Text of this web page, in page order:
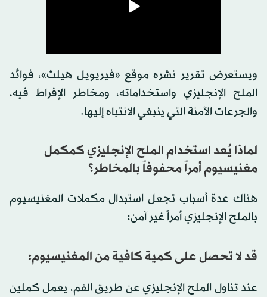
ويستعرض تقرير نشره موقع «فيريويل هيلث»، فوائد
الملح الإنجليزي واستخداماته، ومخاطر الإفراط فيه،
والجرعات الآمنة التي ينبغي الانتباه إليها.
لماذا يُعد استخدام الملح الإنجليزي كمكمل
مغنيسيوم أمراً محفوفاً بالمخاطر؟
هناك عدة أسباب تجعل استبدال مكملات المغنيسيوم
بالملح الإنجليزي أمراً غير آمن:
قد لا تحصل على كمية كافية من المغنيسيوم:
عند تناول الملح الإنجليزي عن طريق الفم، يعمل كملين